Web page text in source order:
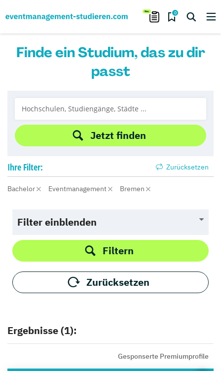
0
Finde ein Studium, das zu dir
passt
Jetzt finden
Ihre Filter: Zurücksetzen
Bachelor Eventmanagement Bremen
Filter einblenden
Filtern
Zurücksetzen
Ergebnisse (1):
Gesponserte Premiumprofile